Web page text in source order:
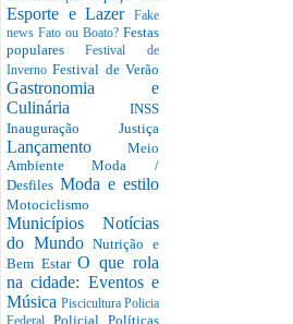
Esporte e Lazer
Fake
news Fato ou Boato? Festas
popularesFestival de
InvernoFestival de Verão
Gastronomia e
Culinária INSS
Inauguração Justiça
Lançamento Meio
AmbienteModa /
Desfiles Moda e estilo
Motociclismo
Municípios Notícias
do MundoNutrição e
Bem EstarO que rola
na cidade: Eventos e
Música Piscicultura Policia
Policial Políticas